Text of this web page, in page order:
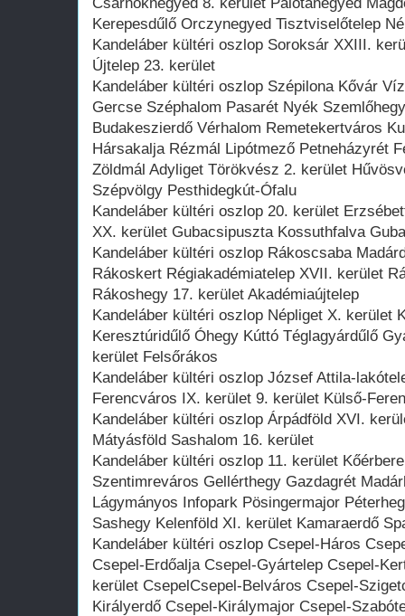
Kerepesdűlő Orczynegyed Tisztviselőtelep
Kandeláber kültéri oszlop Soroksár XXIII.
Újtelep 23. kerület
Kandeláber kültéri oszlop Szépilona Kővár
Gercse Széphalom Pasarét Nyék
Budakeszierdő Vérhalom Remetekertváros
Hársakalja Rézmál Lipótmező Petneházyrét
Zöldmál Adyliget Törökvész 2. kerület
Szépvölgy Pesthidegkút-Ófalu
Kandeláber kültéri oszlop 20. kerület
XX. kerület Gubacsipuszta Kossuthfalva
Kandeláber kültéri oszlop Rákoscsaba
Rákoskert Régiakadémiatelep XVII. kerület
Rákoshegy 17. kerület Akadémiaújtelep
Kandeláber kültéri oszlop Népliget X. kerület
Keresztúridűlő Óhegy Kúttó Téglagyárdűlő
kerület Felsőrákos
Kandeláber kültéri oszlop József Attila-
Ferencváros IX. kerület 9. kerület Külső-
Kandeláber kültéri oszlop Árpádföld XVI.
Mátyásföld Sashalom 16. kerület
Kandeláber kültéri oszlop 11. kerület
Szentimreváros Gellérthegy Gazdagrét
Lágymányos Infopark Pösingermajor
Sashegy Kelenföld XI. kerület Kamaraerdő
Kandeláber kültéri oszlop Csepel-Háros
Csepel-Erdőalja Csepel-Gyártelep Csepel-
kerület CsepelCsepel-Belváros Csepel-
Királyerdő Csepel-Királymajor Csepel-